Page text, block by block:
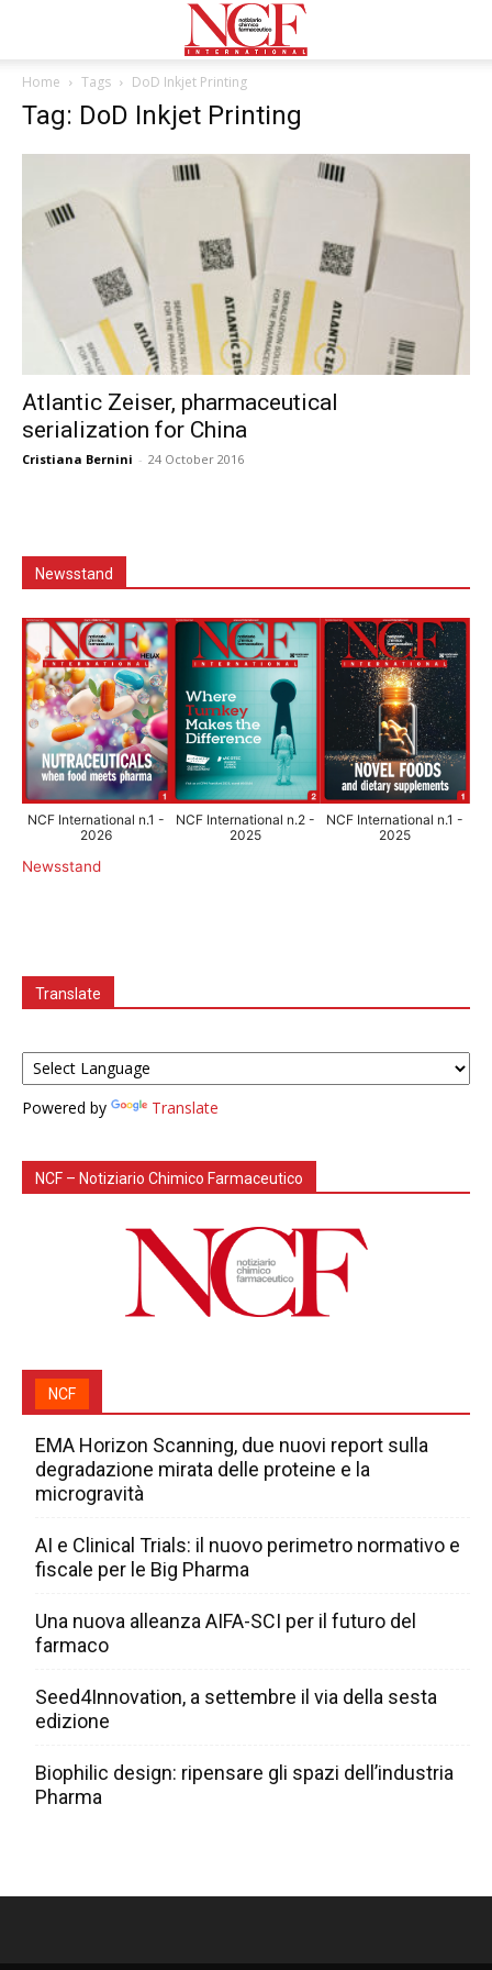
Home Tags DoD Inkjet Printing
Tag: DoD Inkjet Printing
Atlantic Zeiser, pharmaceutical
serialization for China
Cristiana Bernini - 24 October 2016
Newsstand
NCF International n.1 -
2026
NCF International n.2 -
2025
NCF International n.1 -
2025
Newsstand
Translate
Powered by Translate
NCF – Notiziario Chimico Farmaceutico
NCF
EMA Horizon Scanning, due nuovi report sulla
degradazione mirata delle proteine e la
microgravità
AI e Clinical Trials: il nuovo perimetro normativo e
fiscale per le Big Pharma
Una nuova alleanza AIFA-SCI per il futuro del
farmaco
Seed4Innovation, a settembre il via della sesta
edizione
Biophilic design: ripensare gli spazi dell’industria
Pharma